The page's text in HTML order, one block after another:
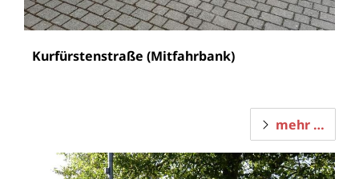
Kurfürstenstraße (Mitfahrbank)
mehr …